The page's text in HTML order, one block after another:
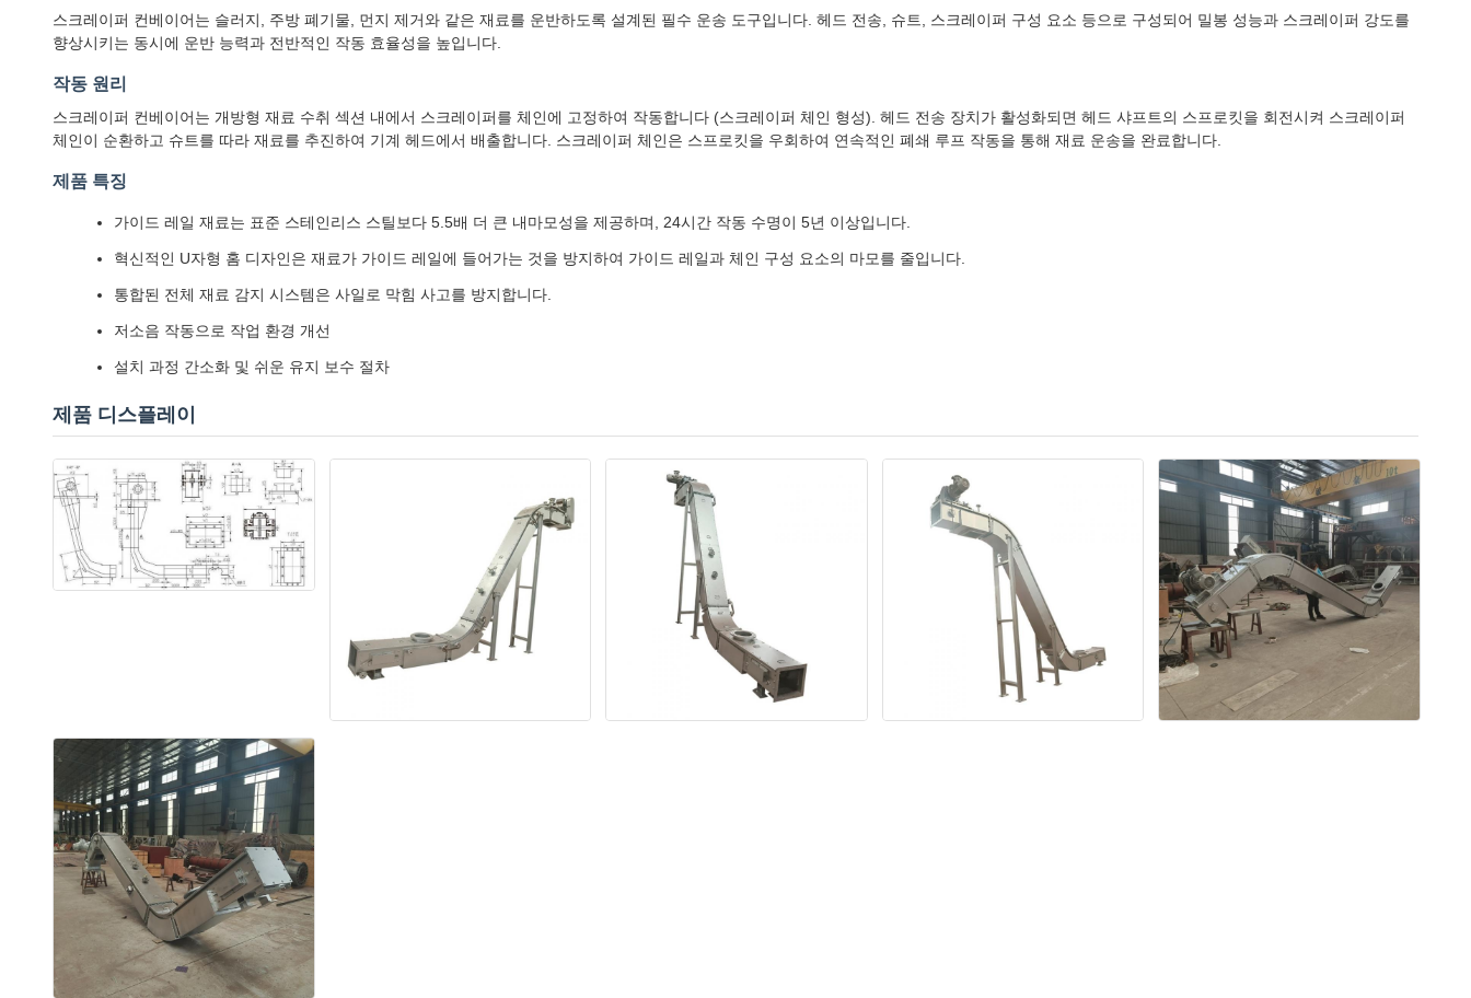
스크레이퍼 컨베이어는 슬러지, 주방 폐기물, 먼지 제거와 같은 재료를 운반하도록 설계된 필수 운송 도구입니다. 헤드 전송, 슈트, 스크레이퍼 구성 요소 등으로 구성되어 밀봉 성능과 스크레이퍼 강도를
향상시키는 동시에 운반 능력과 전반적인 작동 효율성을 높입니다.
작동 원리
스크레이퍼 컨베이어는 개방형 재료 수취 섹션 내에서 스크레이퍼를 체인에 고정하여 작동합니다 (스크레이퍼 체인 형성). 헤드 전송 장치가 활성화되면 헤드 샤프트의 스프로킷을 회전시켜 스크레이퍼
체인이 순환하고 슈트를 따라 재료를 추진하여 기계 헤드에서 배출합니다. 스크레이퍼 체인은 스프로킷을 우회하여 연속적인 폐쇄 루프 작동을 통해 재료 운송을 완료합니다.
제품 특징
가이드 레일 재료는 표준 스테인리스 스틸보다 5.5배 더 큰 내마모성을 제공하며, 24시간 작동 수명이 5년 이상입니다.
혁신적인 U자형 홈 디자인은 재료가 가이드 레일에 들어가는 것을 방지하여 가이드 레일과 체인 구성 요소의 마모를 줄입니다.
통합된 전체 재료 감지 시스템은 사일로 막힘 사고를 방지합니다.
저소음 작동으로 작업 환경 개선
설치 과정 간소화 및 쉬운 유지 보수 절차
제품 디스플레이